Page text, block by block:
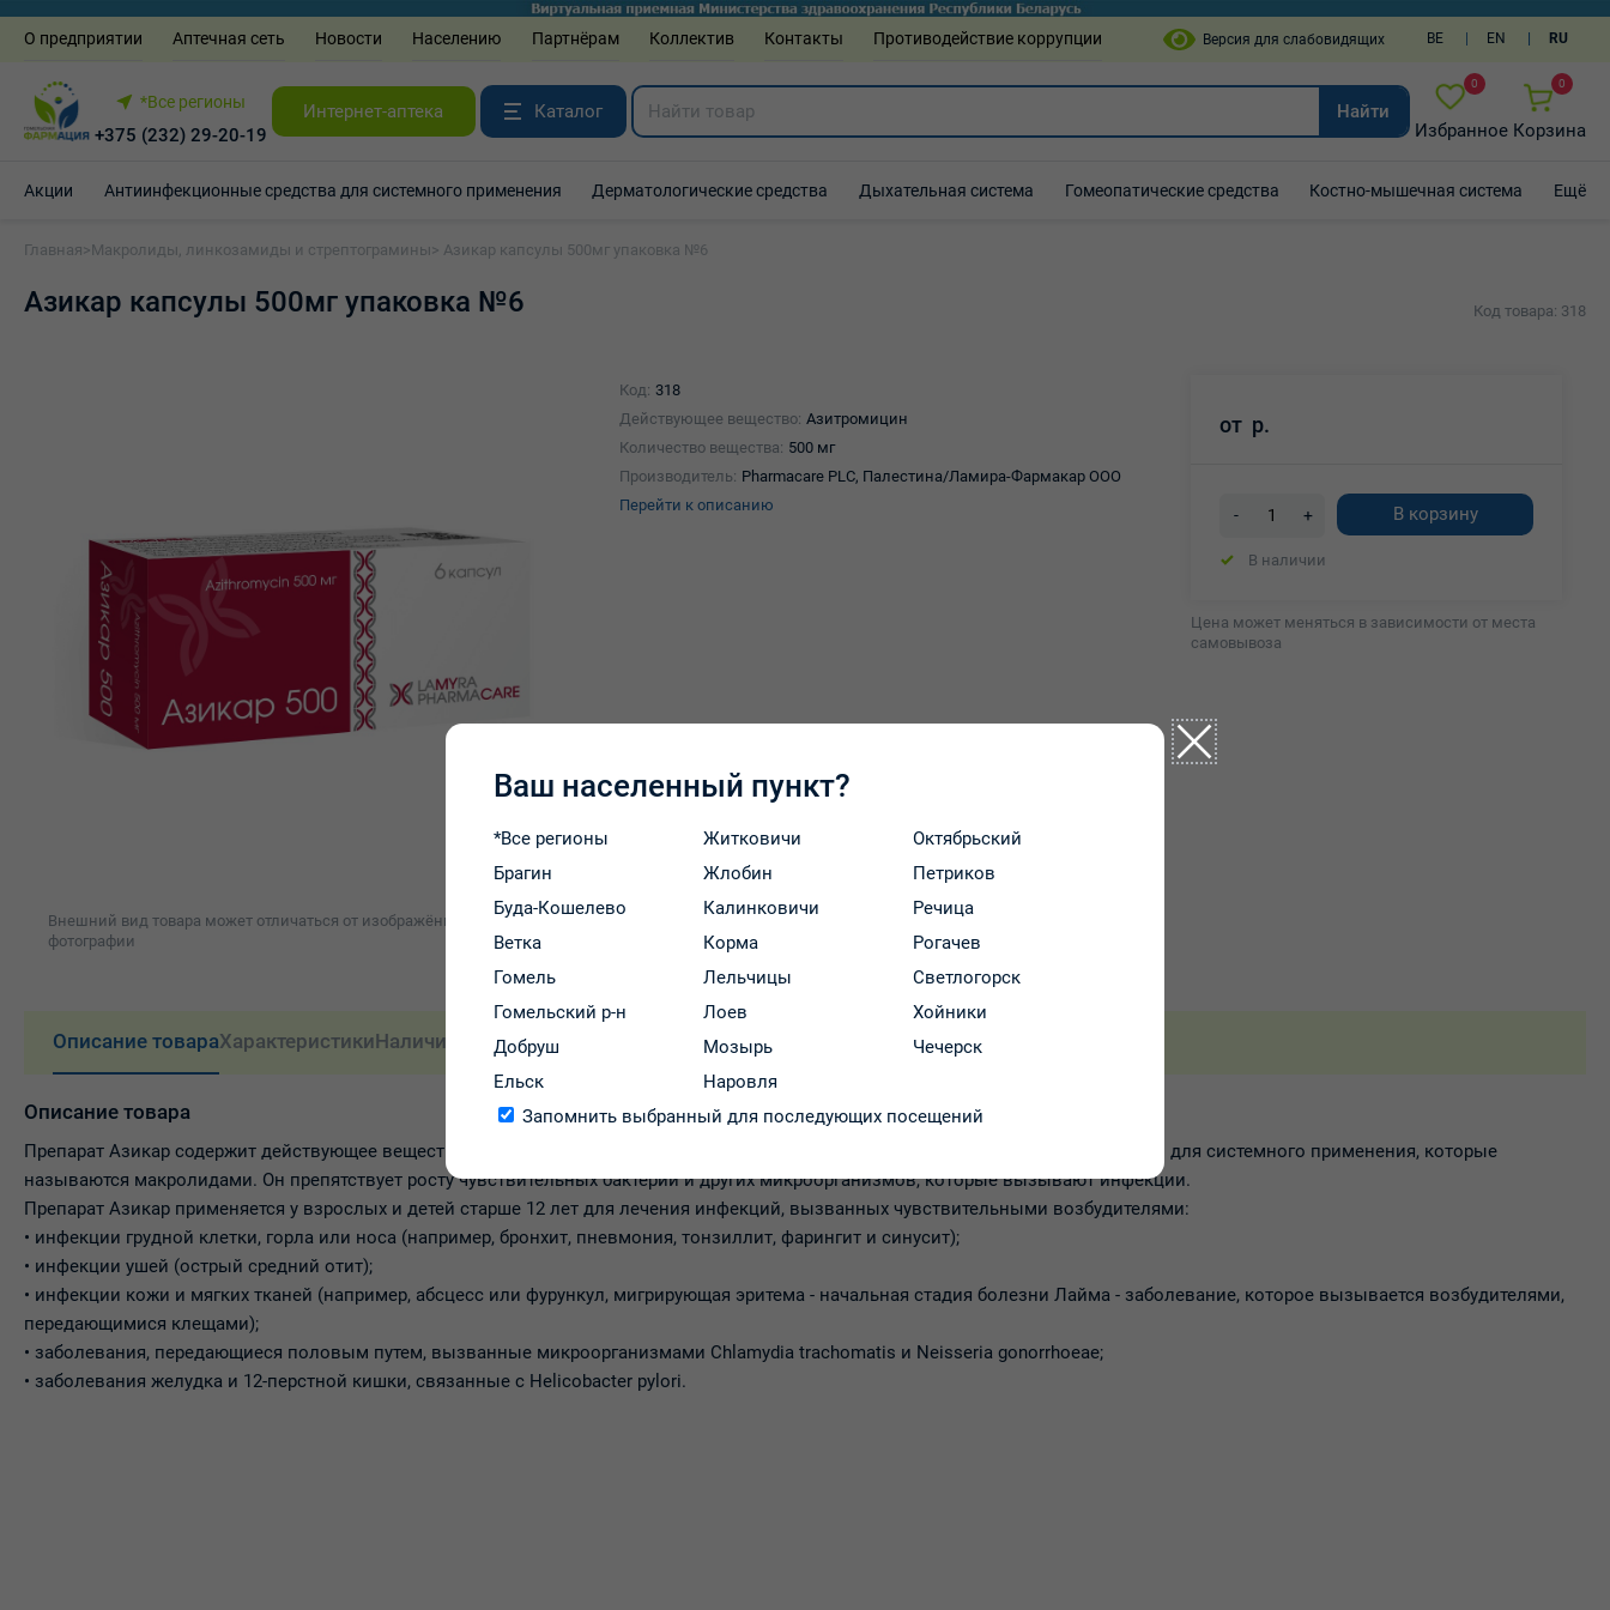
О предприятии Аптечная сеть Новости Населению Партнёрам Коллектив Контакты Противодействие коррупции BE EN RU
*Все регионы
+375 (232) 29-20-19
Интернет-аптека Каталог Найти
0
Избранное
0
Корзина
Акции Антиинфекционные средства для системного применения Дерматологические средства Дыхательная система Гомеопатические средства Костно-мышечная система Ещё
Главная >Макролиды, линкозамиды и стрептограмины > Азикар капсулы 500мг упаковка №6
Азикар капсулы 500мг упаковка №6 Код товара: 318
Внешний вид товара может отличаться от изображённого на
фотографии
Код: 318
Действующее вещество: Азитромицин
Количество вещества: 500 мг
Производитель: Pharmacare PLC, Палестина/Ламира-Фармакар ООО
Перейти к описанию
от р.
- + В корзину
В наличии
Цена может меняться в зависимости от места
самовывоза
Описание товараХарактеристикиНаличие и ценыОплата и доставка
Описание товара
Препарат Азикар содержит действующее вещество азитромицин, относящееся к группе антибактериальных лекарственных средств для системного применения, которые
называются макролидами. Он препятствует росту чувствительных бактерий и других микроорганизмов, которые вызывают инфекции.
Препарат Азикар применяется у взрослых и детей старше 12 лет для лечения инфекций, вызванных чувствительными возбудителями:
• инфекции грудной клетки, горла или носа (например, бронхит, пневмония, тонзиллит, фарингит и синусит);
• инфекции ушей (острый средний отит);
• инфекции кожи и мягких тканей (например, абсцесс или фурункул, мигрирующая эритема - начальная стадия болезни Лайма - заболевание, которое вызывается возбудителями,
передающимися клещами);
• заболевания, передающиеся половым путем, вызванные микроорганизмами Chlamydia trachomatis и Neisseria gonorrhoeae;
• заболевания желудка и 12-перстной кишки, связанные с Helicobacter pylori.
Ваш населенный пункт?
*Все регионы
Брагин
Буда-Кошелево
Ветка
Гомель
Гомельский р-н
Добруш
Ельск
Житковичи
Жлобин
Калинковичи
Корма
Лельчицы
Лоев
Мозырь
Наровля
Октябрьский
Петриков
Речица
Рогачев
Светлогорск
Хойники
Чечерск
Запомнить выбранный для последующих посещений